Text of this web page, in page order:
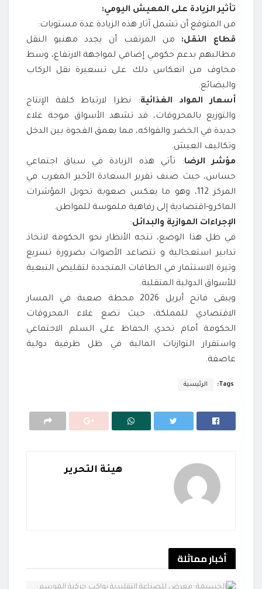
تأثير الزيادة على المعيش اليومي:
من المتوقع أن تشمل آثار هذه الزيادة عدة مستويات:
قطاع النقل: من المرتقب أن يجدد مهنيو النقل
مطالبهم بدعم حكومي إضافي لمواجهة الارتفاع، وسط
مخاوف من انعكاس ذلك على تسعيرة نقل الركاب
والبضائع.
أسعار المواد الغذائية: نظرا لارتباط كلفة الإنتاج
والتوزيع بالمحروقات، قد تشهد الأسواق موجة غلاء
جديدة في الخضر والفواكه، مما يعمق الفجوة بين الدخل
وتكاليف العيش.
مؤشر الرضا: تأتي هذه الزيادة في سياق اجتماعي
حساس، حيث صنف تقرير السعادة الأخير المغرب في
المركز 112، وهو ما يعكس صعوبة تحويل المؤشرات
الماكرو-اقتصادية إلى رفاهية ملموسة للمواطن.
الإجراءات الموازية والبدائل:
في ظل هذا الوضع، تتجه الأنظار نحو الحكومة لاتخاذ
تدابير استعجالية و تتصاعد الأصوات بضرورة تسريع
وتيرة الاستثمار في الطاقات المتجددة لتقليص التبعية
للأسواق الدولية المتقلبة.
ويبقى فاتح أبريل 2026 محطة صعبة في المسار
الاقتصادي للمملكة، حيث تضع غلاء المحروقات
الحكومة أمام تحدي الحفاظ على السلم الاجتماعي
واستقرار التوازنات المالية في ظل ظرفية دولية
عاصفة.
Tags: الرئيسية
هيئة التحرير
أخبارمماثلة